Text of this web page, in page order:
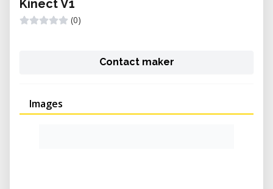
Kinect V1
(0)
Contact maker
Images